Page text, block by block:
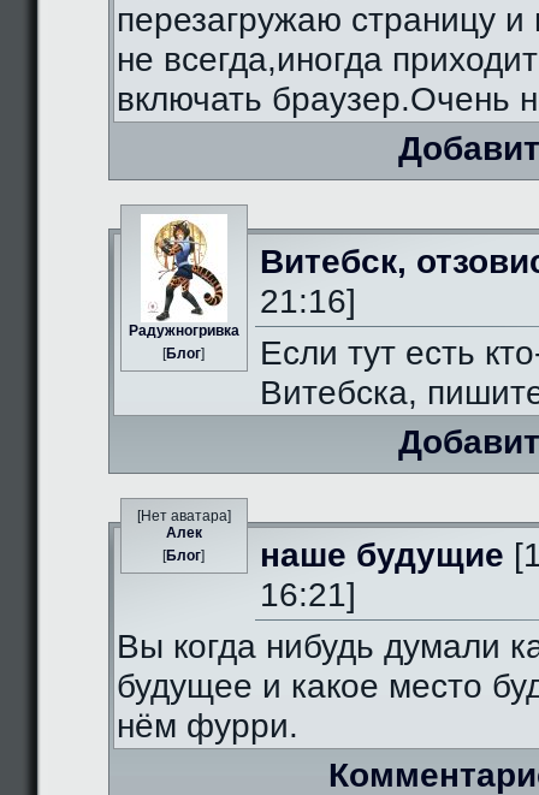
перезагружаю страницу и
не всегда,иногда
включать браузер.Очень
Радужногривка
[Блог]
Витебск,
21:16]
Если тут есть
Витебска,
[Нет аватара]
Алек
[Блог] наше будущие
16:21]
Вы когда нибудь думали
будущее и какое место
нём фурри.